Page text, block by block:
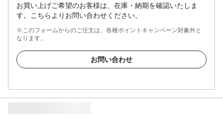
お買い上げご希望のお客様は、在庫・納期を確認いたしま
す。こちらよりお問い合わせください。
※このフォームからのご注文は、各種ポイントキャンペーン対象外と
なります。
お問い合わせ